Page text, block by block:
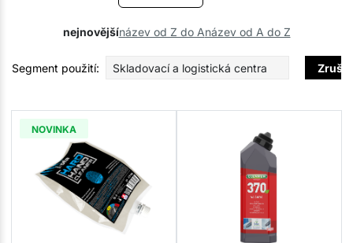
nejnovějšínázev od Z do Anázev od A do Z
Segment použití: Skladovací a logistická centra Zrušit
NOVINKA